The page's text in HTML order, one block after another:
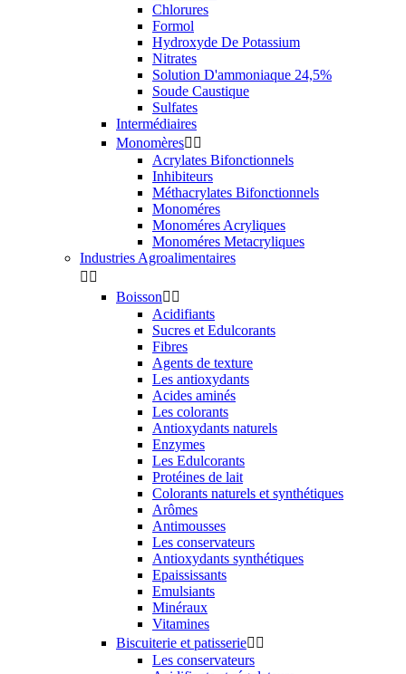
Chlorures
Formol
Hydroxyde De Potassium
Nitrates
Solution D'ammoniaque 24,5%
Soude Caustique
Sulfates
Intermédiaires
Monomères 
Acrylates Bifonctionnels
Inhibiteurs
Méthacrylates Bifonctionnels
Monoméres
Monoméres Acryliques
Monoméres Metacryliques
Industries Agroalimentaires
 
Boisson 
Acidifiants
Sucres et Edulcorants
Fibres
Agents de texture
Les antioxydants
Acides aminés
Les colorants
Antioxydants naturels
Enzymes
Les Edulcorants
Protéines de lait
Colorants naturels et synthétiques
Arômes
Antimousses
Les conservateurs
Antioxydants synthétiques
Epaississants
Emulsiants
Minéraux
Vitamines
Biscuiterie et patisserie 
Les conservateurs